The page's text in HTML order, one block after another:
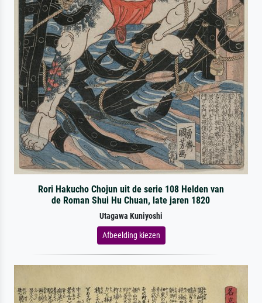
Rori Hakucho Chojun uit de serie 108 Helden van
de Roman Shui Hu Chuan, late jaren 1820
Utagawa Kuniyoshi
Afbeelding kiezen